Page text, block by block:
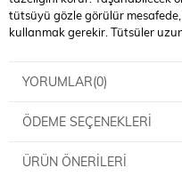
tütsüyü gözle görülür
kullanmak gerekir. Tütsüler uzun
YORUMLAR(0)
ÖDEME SEÇENEKLERI
ÜRÜN ÖNERILERI